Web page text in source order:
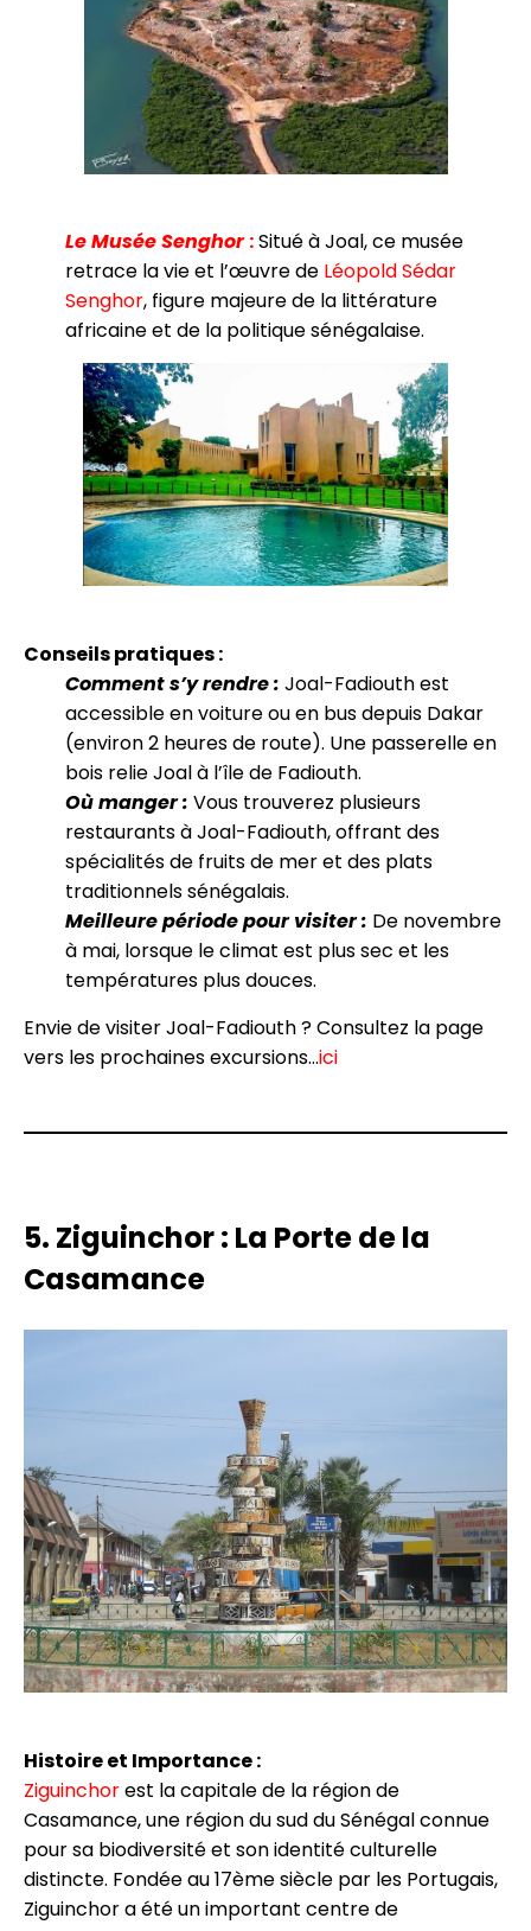
Le Musée Senghor:Situé à Joal, ce musée
retrace la vie et l’œuvre de Léopold Sédar
Senghor, figure majeure de la littérature
africaine et de la politique sénégalaise.
Conseils pratiques :
Comment s’y rendre : Joal-Fadiouth est
accessible en voiture ou en bus depuis Dakar
(environ 2 heures de route). Une passerelle en
bois relie Joal à l’île de Fadiouth.
Où manger : Vous trouverez plusieurs
restaurants à Joal-Fadiouth, offrant des
spécialités de fruits de mer et des plats
traditionnels sénégalais.
Meilleure période pour visiter : De novembre
à mai, lorsque le climat est plus sec et les
températures plus douces.
Envie de visiter Joal-Fadiouth ? Consultez la page
vers les prochaines excursions…ici
5. Ziguinchor : La Porte de la
Casamance
Histoire et Importance :
Ziguinchorest la capitale de la région de
Casamance, une région du sud du Sénégal connue
pour sa biodiversité et son identité culturelle
distincte. Fondée au 17ème siècle par les Portugais,
Ziguinchor a été un important centre de